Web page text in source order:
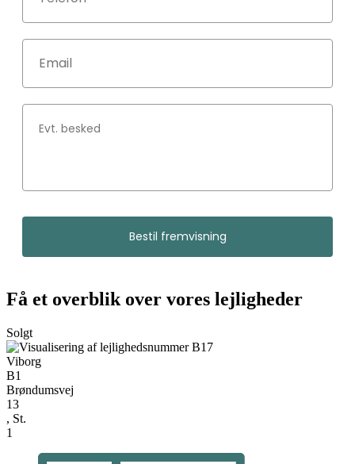
Bestil fremvisning
Få et overblik over vores lejligheder
Solgt
Viborg
B1
Brøndumsvej
13
, St.
1